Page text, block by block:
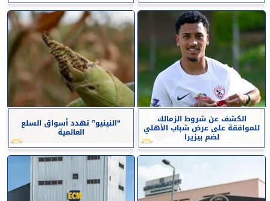
الكشف عن شروط الزمالك
للموافقة على عرض شباب الأهلي
لضم بيزيرا
“النينيو” تهدد أسواق السلع
العالمية